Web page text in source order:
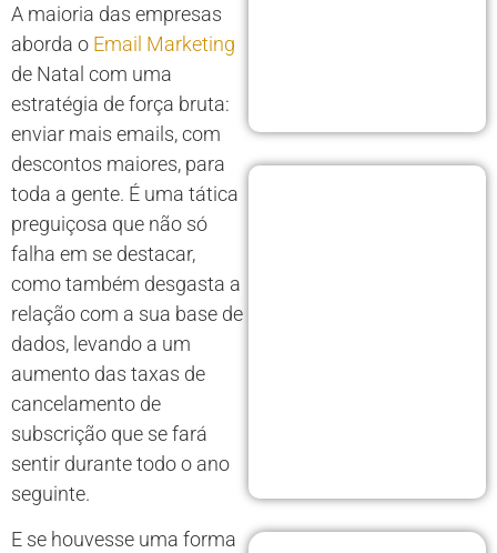
A maioria das empresas
aborda o Email Marketing
de Natal com uma
estratégia de força bruta:
enviar mais emails, com
descontos maiores, para
toda a gente. É uma tática
preguiçosa que não só
falha em se destacar,
como também desgasta a
relação com a sua base de
dados, levando a um
aumento das taxas de
cancelamento de
subscrição que se fará
sentir durante todo o ano
seguinte.
E se houvesse uma forma